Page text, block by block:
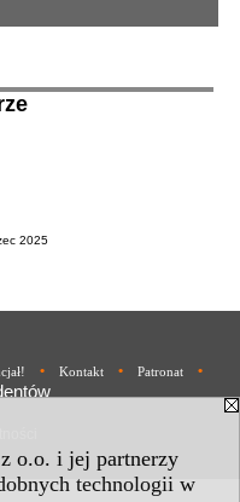
o.o. i jej partnerzy
technologii w
2025
• Kontakt • Patronat •